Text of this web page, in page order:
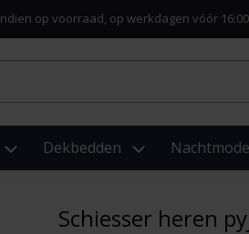
op voorraad, op werkdagen vóór
Dekbedden Nachtmode
Schiesser heren